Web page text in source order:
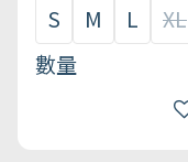
S
M L
XL
數量